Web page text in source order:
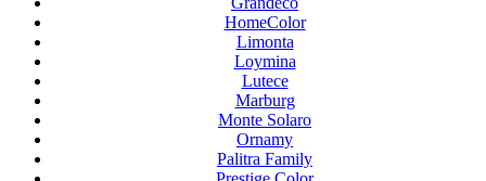
HomeColor
Limonta
Loymina
Lutece
Marburg
Monte Solaro
Ornamy
Palitra Family